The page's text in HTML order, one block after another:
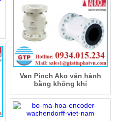
Van Pinch Ako vận hành
bằng không khí